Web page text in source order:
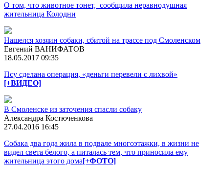
О том, что животное тонет, сообщила неравнодушная
жительница Колодни
Нашелся хозяин собаки, сбитой на трассе под Смоленском
Евгений ВАНИФАТОВ
18.05.2017 09:35
Псу сделана операция, «деньги перевели с лихвой»
[+ВИДЕО]
В Смоленске из заточения спасли собаку
Александра Костюченкова
27.04.2016 16:45
Собака два года жила в подвале многоэтажки, в жизни не
видел света белого, а питалась тем, что приносила ему
жительница этого дома[+ФОТО]